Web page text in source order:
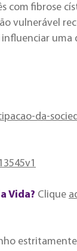
com fibrose
vulnerável
influenciar uma
da-
Vida? Clique
estritamente